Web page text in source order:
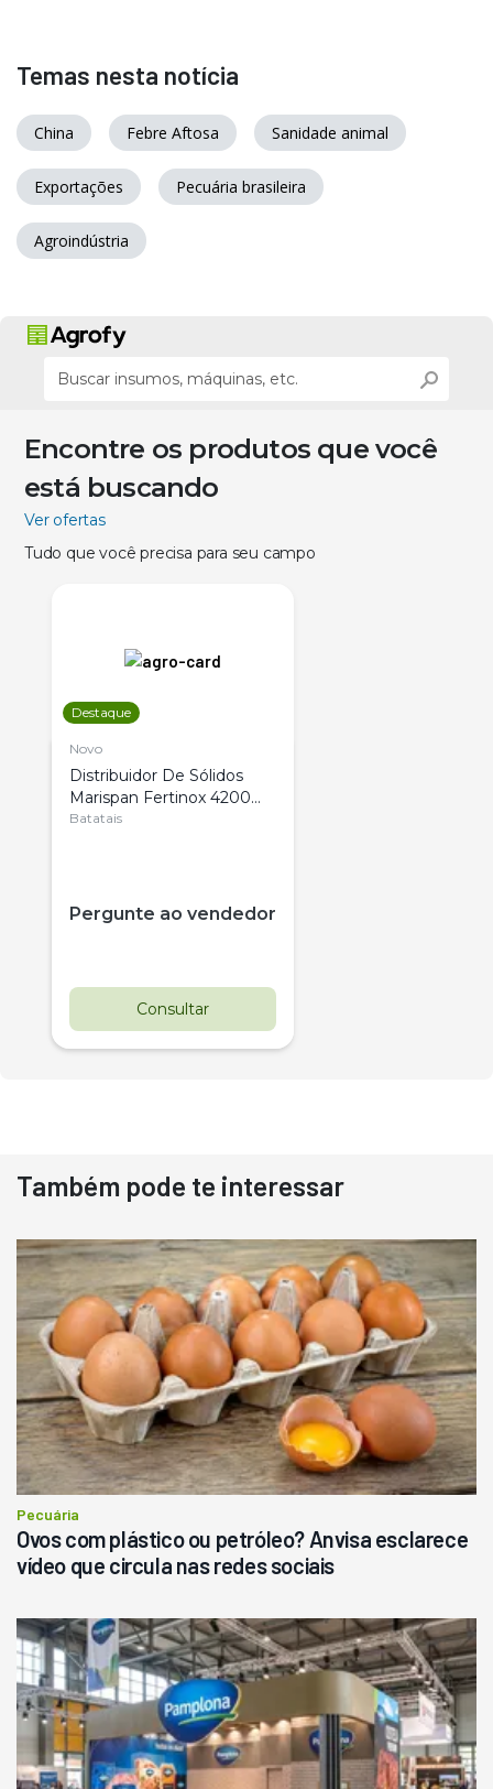
Temas nesta notícia
China Febre Aftosa Sanidade animal
Exportações Pecuária brasileira
Agroindústria
Encontre os produtos que você
está buscando
Ver ofertas
Tudo que você precisa para seu campo
Destaque
Novo
Distribuidor De Sólidos
Marispan Fertinox 4200
Citrus
Batatais
Pergunte ao vendedor
Consultar
Destaque
Usado
Pá Carregadeira Cat 966
Ano 1987
Londrina
R$ 145.000
Consultar
Também pode te interessar
Pecuária
Ovos com plástico ou petróleo? Anvisa esclarece
vídeo que circula nas redes sociais